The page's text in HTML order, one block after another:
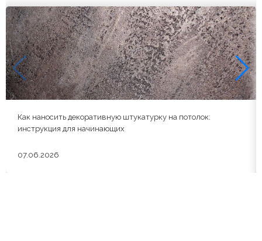
Как наносить декоративную штукатурку на потолок:
инструкция для начинающих
07.06.2026